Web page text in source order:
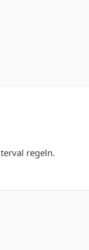
regeln.